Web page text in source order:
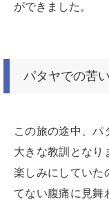
ができました。
パタヤでの苦
この旅の途中、パ
大きな教訓となり
楽しみにしていた
てない腹痛に見舞